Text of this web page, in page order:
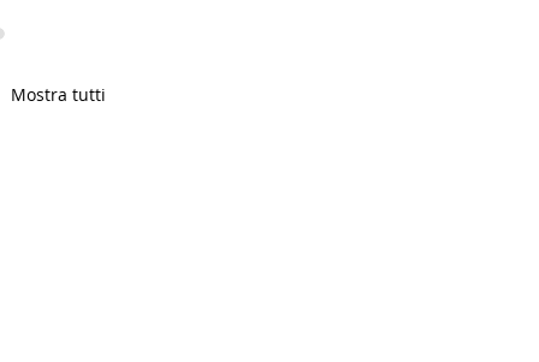
Mostra tutti